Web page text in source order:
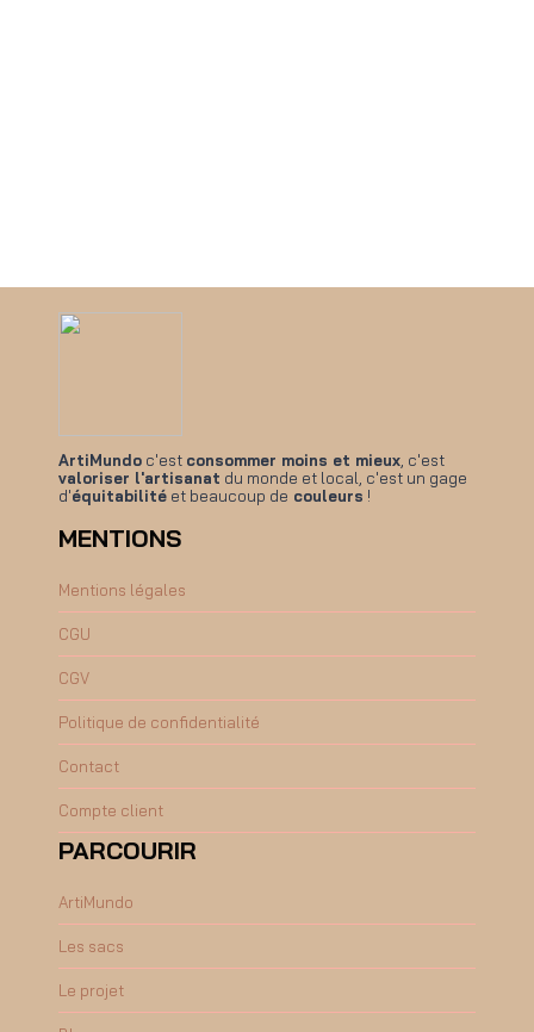
ArtiMundo c'est consommer moins et mieux , c'est
valoriser l'artisanat du monde et local, c'est un gage
d'équitabilité et beaucoup de couleurs !
MENTIONS
Mentions légales
CGU
CGV
Politique de confidentialité
Contact
Compte client
PARCOURIR
ArtiMundo
Les sacs
Le projet